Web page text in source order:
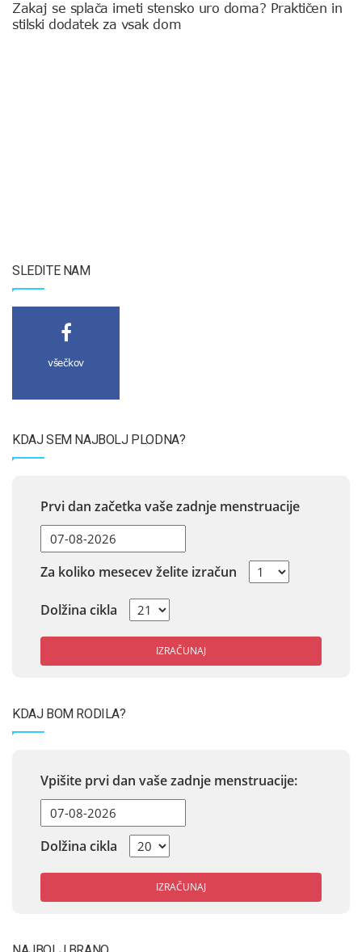
Zakaj se splača imeti stensko uro doma? Praktičen in
stilski dodatek za vsak dom
SLEDITE NAM
všečkov
KDAJ SEM NAJBOLJ PLODNA?
Prvi dan začetka vaše zadnje menstruacije
Za koliko mesecev želite izračun
Dolžina cikla
IZRAČUNAJ
KDAJ BOM RODILA?
Vpišite prvi dan vaše zadnje menstruacije:
Dolžina cikla
IZRAČUNAJ